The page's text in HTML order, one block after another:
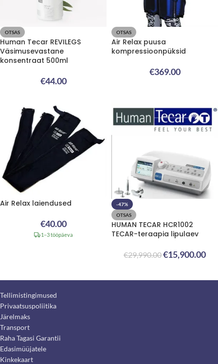
OTSAS
Human Tecar REVILEGS
Väsimusevastane
konsentraat 500ml
€44.00
OTSAS
Air Relax puusa
kompressioonpüksid
€369.00
Air Relax laiendused
€40.00
1–3 tööpäeva
-47%
OTSAS
HUMAN TECAR HCR1002
TECAR-teraapia lipulaev
€29,990.00€15,900.00
Tellimistingimused
Privaatsuspoliitika
Järelmaks
Transport
Raha Tagasi Garantii
Edasimüüjatele
Kinkekaart